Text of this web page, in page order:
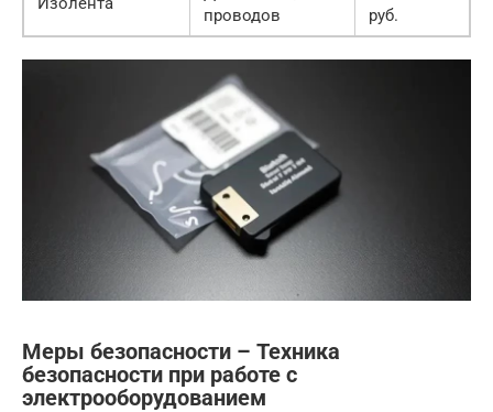
проводов
руб.
Меры безопасности – Техника
безопасности при работе с
электрооборудованием